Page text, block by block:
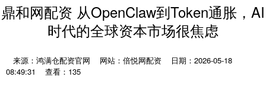
鼎和网配资 从OpenClaw到Token通胀，AI
时代的全球资本市场很焦虑
来源：鸿满仓配资官网 网站：倍悦网配资
日期：2026-05-18
08:49:31
查看：135